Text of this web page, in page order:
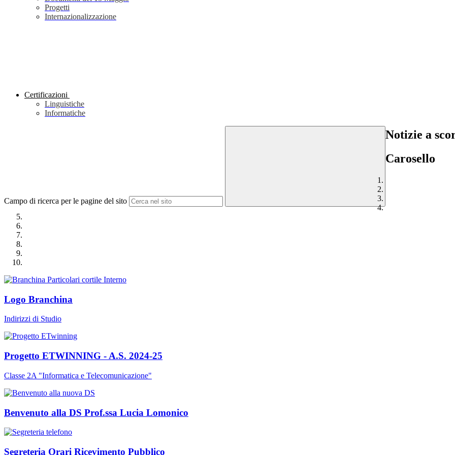
Progetti
Internazionalizzazione
Certificazioni
Linguistiche
Informatiche
Campo di ricerca per le pagine del sito
Notizie a
Carosello
Logo Branchina
Indirizzi di Studio
Progetto ETWINNING - A.S. 2024-25
Classe 2A "Informatica e Telecomunicazione"
Benvenuto alla DS Prof.ssa Lucia Lomonico
Segreteria Orari Ricevimento Pubblico